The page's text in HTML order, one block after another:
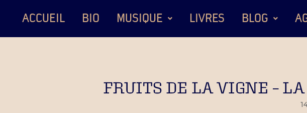
ACCUEIL BIO MUSIQUE LIVRES BLOG
FRUITS DE LA VIGNE –